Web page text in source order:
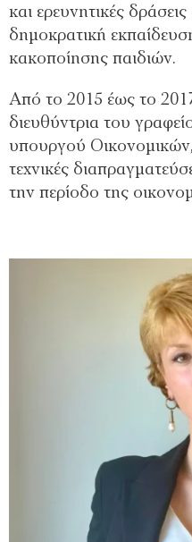
και ερευνητικές δράσεις
δημοκρατική
κακοποίησης παιδιών.
Από το 2015 έως το 2017
διευθύντρια του
υπουργού
τεχνικές
την περίοδο της